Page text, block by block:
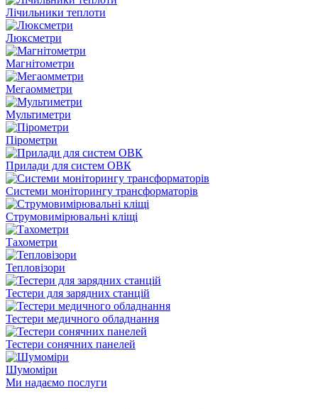
Лічильники теплоти
Люксметри
Магнітометри
Мегаомметри
Мультиметри
Пірометри
Прилади для систем ОВК
Системи моніторингу трансформаторів
Струмовимірювальні кліщі
Тахометри
Тепловізори
Тестери для зарядних станцій
Тестери медичного обладнання
Тестери сонячних панелей
Шумоміри
Ми надаємо послуги